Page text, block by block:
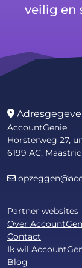
veilig en
AccountGenie
Horsterweg 27,
6199 AC,
Partner websites
Over
Contact
Ik wil
Blog